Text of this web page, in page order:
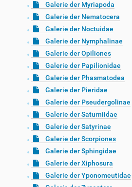
Galerie der Myriapoda
Galerie der Nematocera
Galerie der Noctuidae
Galerie der Nymphalinae
Galerie der Opiliones
Galerie der Papilionidae
Galerie der Phasmatodea
Galerie der Pieridae
Galerie der Pseudergolinae
Galerie der Saturniidae
Galerie der Satyrinae
Galerie der Scorpiones
Galerie der Sphingidae
Galerie der Xiphosura
Galerie der Yponomeutidae